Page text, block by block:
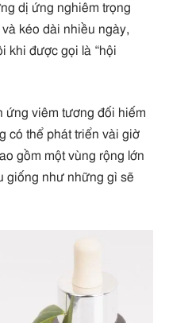
dị ứng nghiêm trọng
kéo dài nhiều ngày,
khi được gọi là “hội
ứng viêm tương đối hiếm
có thể phát triển vài giờ
gồm một vùng rộng lớn
giống như những gì sẽ